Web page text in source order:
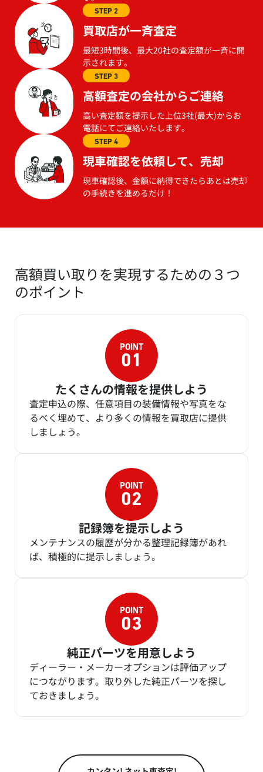
STEP 2
買取店が一斉査定
最短3時間後、最大20社の査定額が一斉に開
示されます。
STEP 3
高額査定の会社からご連絡
高い査定額を提示した上位3社(最大)からお
電話にてご連絡いたします。
STEP 4
現車確認を依頼して、売却
現車確認後、金額に納得できたらあとは売却
の手続きを進めるだけ！
高額買い取りを実現するための３つ
のポイント
たくさんの情報を提供しよう
査定申込の際、任意項目の装備情報や写真をな
るべく埋めて、より多くの情報を買取店に提供
しましょう。
記録簿を提示しよう
メンテナンスの履歴が分かる整理記録簿があれ
ば、積極的に提示しましょう。
純正パーツを用意しよう
ディーラー・メーカーオプションは評価アップ
につながります。取り外した純正パーツを探し
ておきましょう。